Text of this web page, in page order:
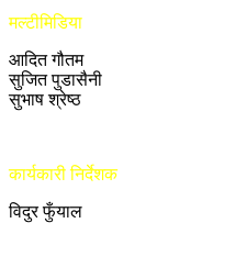
मल्टीमिडिया
आदित गौतम
सुजित पुडासैनी
सुभाष श्रेष्ठ
कार्यकारी निर्देशक
विदुर फुँयाल